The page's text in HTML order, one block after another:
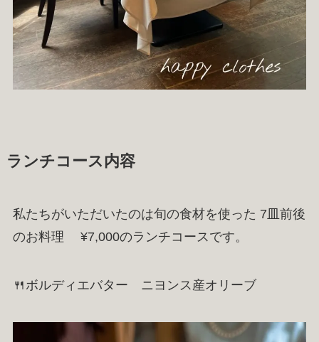
ランチコース内容
私たちがいただいたのは旬の食材を使った 7皿前後
のお料理 ¥7,000のランチコースです。
🍴ボルディエバター ニヨンス産オリーブ